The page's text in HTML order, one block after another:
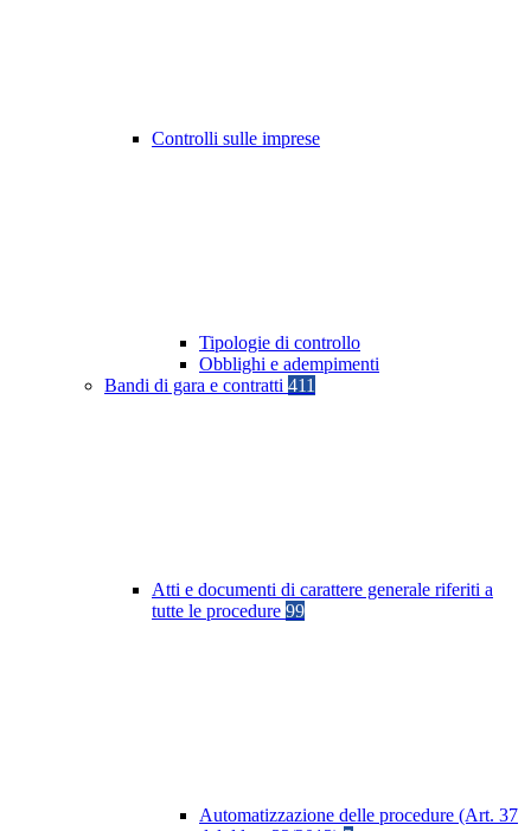
Controlli sulle imprese
Tipologie di controllo
Obblighi e adempimenti
Bandi di gara e contratti 411
Atti e documenti di carattere generale riferiti a
tutte le procedure 99
Automatizzazione delle procedure (Art. 37